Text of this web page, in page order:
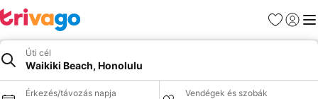
Kedvencek
Úti cél
Waikiki Beach, Honolulu
Érkezés/távozás napja Vendégek és szobák